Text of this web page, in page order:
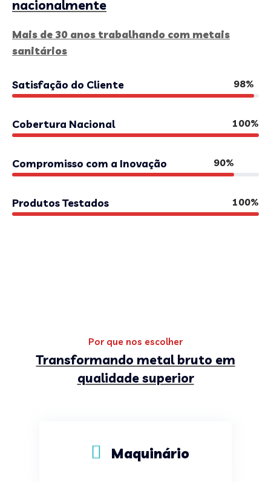
nacionalmente
Mais de 30 anos trabalhando com metais
sanitários
Satisfação do Cliente 98%
Cobertura Nacional 100%
Compromisso com a Inovação 90%
Produtos Testados 100%
Por que nos escolher
Transformando metal bruto em
qualidade superior
Maquinário